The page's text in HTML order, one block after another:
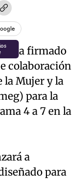
firmado
colaboración
la Mujer y la
para la
4 a 7 en la
a
para